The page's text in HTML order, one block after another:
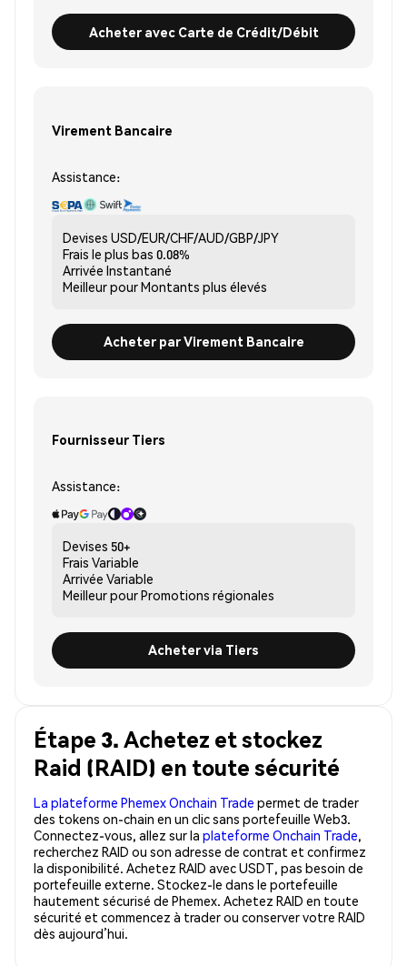
Acheter avec Carte de Crédit/Débit
Virement Bancaire
Assistance:
Devises USD/EUR/CHF/AUD/GBP/JPY
Frais le plus bas 0.08%
Arrivée Instantané
Meilleur pourMontants plus élevés
Acheter par Virement Bancaire
Fournisseur Tiers
Assistance:
Devises 50+
Frais Variable
Arrivée Variable
Meilleur pourPromotions régionales
Acheter via Tiers
Étape 3. Achetez et stockez
Raid (RAID) en toute sécurité
La plateforme Phemex Onchain Trade permet de trader
des tokens on-chain en un clic sans portefeuille Web3.
Connectez-vous, allez sur la plateforme Onchain Trade,
recherchez RAID ou son adresse de contrat et confirmez
la disponibilité. Achetez RAID avec USDT, pas besoin de
portefeuille externe. Stockez-le dans le portefeuille
hautement sécurisé de Phemex. Achetez RAID en toute
sécurité et commencez à trader ou conserver votre RAID
dès aujourd’hui.